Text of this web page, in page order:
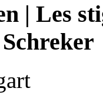
| Les